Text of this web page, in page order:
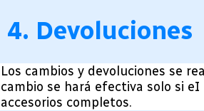
4. Devoluciones
Los cambios y devoluciones se
cambio se hará efectiva solo si
accesorios completos.